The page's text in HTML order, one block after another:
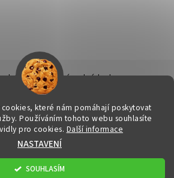
platba | Obchodní podmínky |
| Info k nákupu & reklamační řád
Kontakty
eshop s doplňky stravy, všechna práva
Upravit nastavení cookies
Vytvořil Shoptet
které nám pomáhají poskytovat
Používáním tohoto webu souhlasíte
pro cookies. Další informace
NASTAVENÍ
SOUHLASÍM